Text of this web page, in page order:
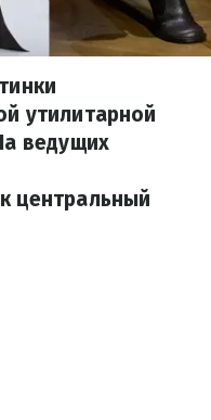
утилитарной
ведущих
центральный